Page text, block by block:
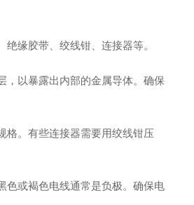
缘胶带、绞线钳、连接器等。
，以暴露出内部的金属导体。确保
格。有些连接器需要用绞线钳压
色或褐色电线通常是负极。确保电